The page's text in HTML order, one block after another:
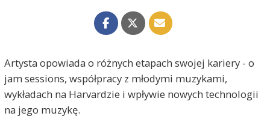
Artysta opowiada o różnych etapach swojej kariery - o
jam sessions, współpracy z młodymi muzykami,
wykładach na Harvardzie i wpływie nowych technologii
na jego muzykę.